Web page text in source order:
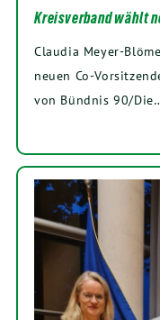
Kreisverband wählt
Claudia Meyer-
neuen Co-
von Bündnis 90/